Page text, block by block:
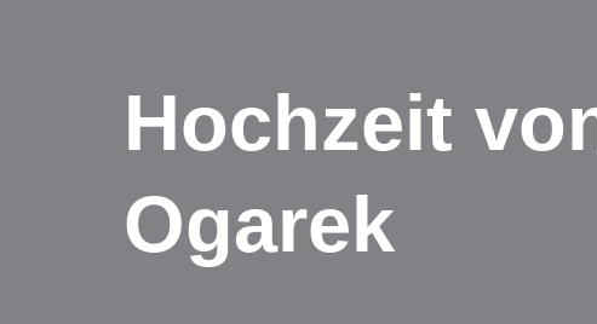
Hochzeit
Ogarek